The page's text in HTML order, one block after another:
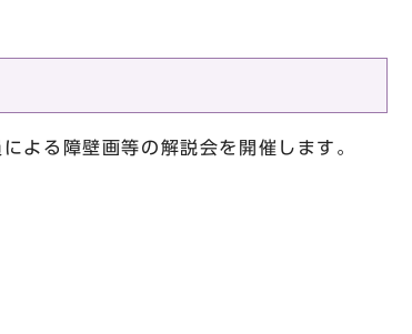
よる障壁画等の解説会を開催します。